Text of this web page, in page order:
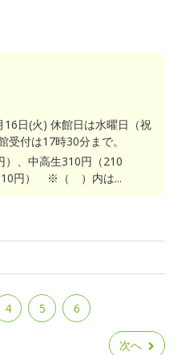
日(火) 休館日は水曜日（祝
受付は17時30分まで。
）、中高生310円（210
円） ※（ ）内は...
4 5 6
次へ